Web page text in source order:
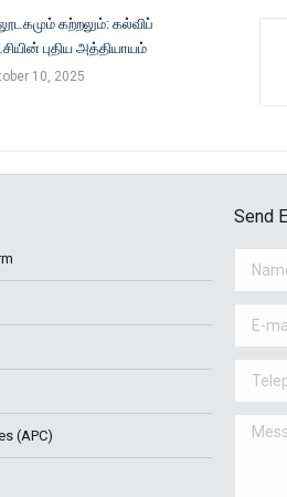
கற்றலும்: கல்விப்
புதிய அத்தியாயம்
10, 2025
(APC)
Send